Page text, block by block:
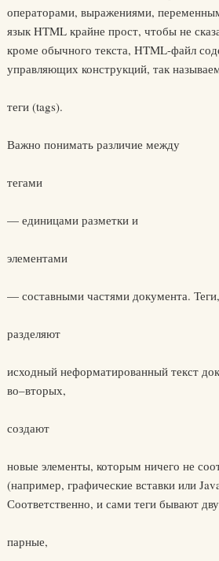
операторами, выражениями,
язык HTML крайне прост, чтобы не
кроме обычного текста, HTML-файл
управляющих конструкций, так
теги (tags).
Важно понимать различие между
тегами
— единицами разметки и
элементами
— составными частями документа.
разделяют
исходный неформатированный текст
во–вторых,
создают
новые элементы, которым ничего не
(например, графические вставки или
Соответственно, и сами теги бывают
парные,